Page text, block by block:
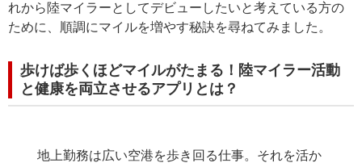
れから陸マイラーとしてデビューしたいと考えている方の
ために、順調にマイルを増やす秘訣を尋ねてみました。
歩けば歩くほどマイルがたまる！陸マイラー活動
と健康を両立させるアプリとは？
地上勤務は広い空港を歩き回る仕事。それを活か